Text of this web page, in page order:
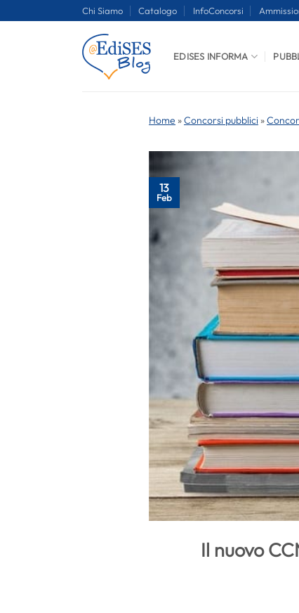
Chi Siamo Catalogo InfoConcorsi
EDISES INFORMA
Home »Concorsi pubblici »
13
Feb
Il nuovo